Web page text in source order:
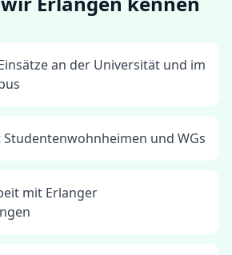
an der Universität und im
und WGs
mit Erlanger